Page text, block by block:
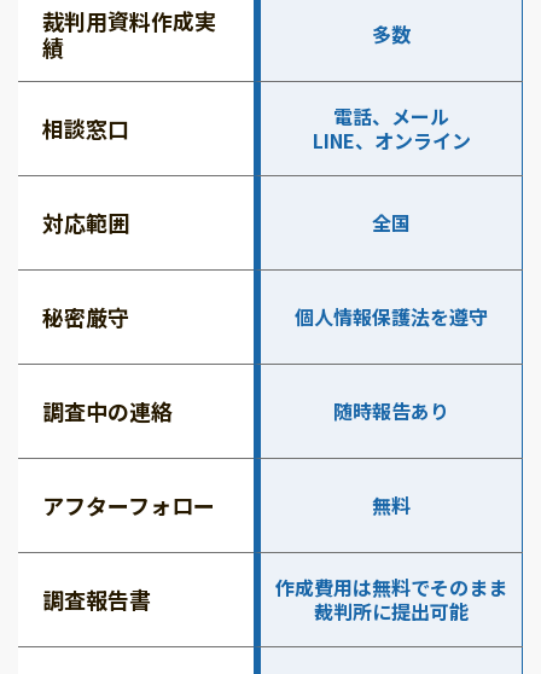
裁判用資料作成実
績
多数
相談窓口
電話、メール
LINE、オンライン
対応範囲 全国
秘密厳守 個人情報保護法を遵守
調査中の連絡 随時報告あり
アフターフォロー 無料
調査報告書
作成費用は無料でそのまま
裁判所に提出可能